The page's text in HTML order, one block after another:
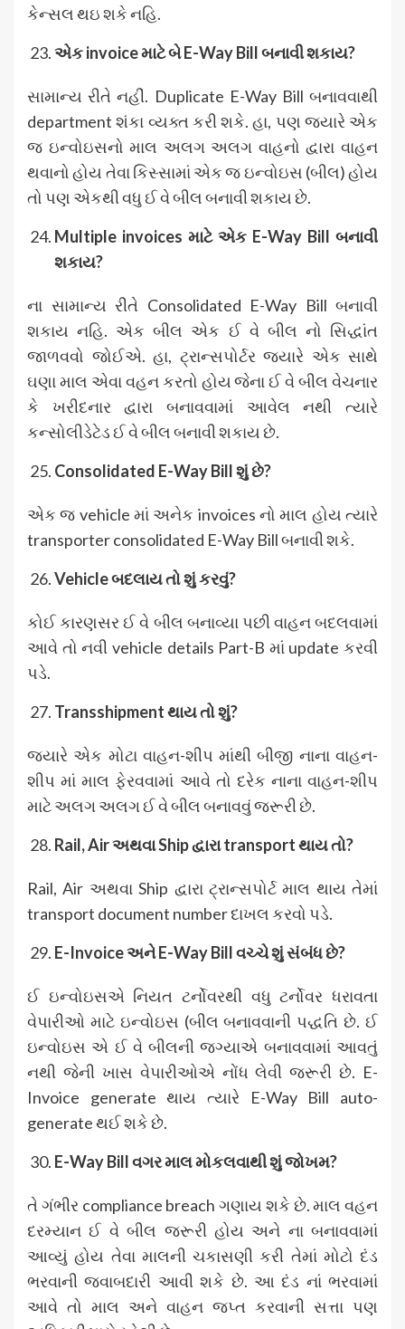
કેન્સલ થઇ શકે નહિ.
એક invoiceમાટે બે E-Way Billબનાવી શકાય?
સામાન્ય રીતે નહીં. Duplicate E-Way Bill બનાવવાથી
department શંકા વ્યક્ત કરી શકે. હા, પણ જયારે એક
જ ઇન્વોઇસનો માલ અલગ અલગ વાહનો દ્વારા વાહન
થવાનો હોય તેવા કિસ્સામાં એક જ ઇન્વોઇસ (બીલ) હોય
તો પણ એકથી વધુ ઈ વે બીલ બનાવી શકાય છે.
Multiple invoices માટે એક E-Way Bill બનાવી
શકાય?
ના સામાન્ય રીતે Consolidated E-Way Bill બનાવી
શકાય નહિ. એક બીલ એક ઈ વે બીલ નો સિદ્ધાંત
જાળવવો જોઈએ. હા, ટ્રાન્સપોર્ટર જયારે એક સાથે
ઘણા માલ એવા વહન કરતો હોય જેના ઈ વે બીલ વેચનાર
કે ખરીદનાર દ્વારા બનાવવામાં આવેલ નથી ત્યારે
કન્સોલીડેટેડ ઈ વે બીલ બનાવી શકાય છે.
Consolidated E-Way Billશું છે?
એક જ vehicle માં અનેક invoices નો માલ હોય ત્યારે
transporter consolidated E-Way Bill બનાવી શકે.
Vehicleબદલાય તો શું કરવું?
કોઈ કારણસર ઈ વે બીલ બનાવ્યા પછી વાહન બદલવામાં
આવે તો નવી vehicle details Part-B માં update કરવી
પડે.
Transshipmentથાય તો શું?
જયારે એક મોટા વાહન-શીપ માંથી બીજી નાના વાહન-
શીપ માં માલ ફેરવવામાં આવે તો દરેક નાના વાહન-શીપ
માટે અલગ અલગ ઈ વે બીલ બનાવવું જરૂરી છે.
Rail, Airઅથવા Shipદ્વારા transportથાય તો?
Rail, Air અથવા Ship દ્વારા ટ્રાન્સપોર્ટ માલ થાય તેમાં
transport document number દાખલ કરવો પડે.
E-Invoiceઅને E-Way Billવચ્ચે શું સંબંધ છે?
ઈ ઇન્વોઇસએ નિયત ટર્નોવરથી વધુ ટર્નોવર ધરાવતા
વેપારીઓ માટે ઇન્વોઇસ (બીલ બનાવવાની પદ્ધતિ છે. ઈ
ઇન્વોઇસ એ ઈ વે બીલની જગ્યાએ બનાવવામાં આવતું
નથી જેની ખાસ વેપારીઓએ નોંધ લેવી જરૂરી છે. E-
Invoice generate થાય ત્યારે E-Way Bill auto-
generate થઈ શકે છે.
E-Way Billવગર માલ મોકલવાથી શું જોખમ?
તે ગંભીર compliance breach ગણાય શકે છે. માલ વહન
દરમ્યાન ઈ વે બીલ જરૂરી હોય અને ના બનાવવામાં
આવ્યું હોય તેવા માલની ચકાસણી કરી તેમાં મોટો દંડ
ભરવાની જવાબદારી આવી શકે છે. આ દંડ નાં ભરવામાં
આવે તો માલ અને વાહન જપ્ત કરવાની સત્તા પણ